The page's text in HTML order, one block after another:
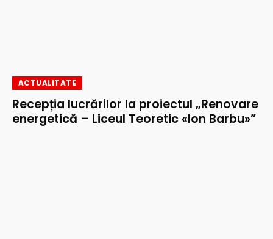
ACTUALITATE
Recepția lucrărilor la proiectul „Renovare
energetică – Liceul Teoretic «Ion Barbu»”